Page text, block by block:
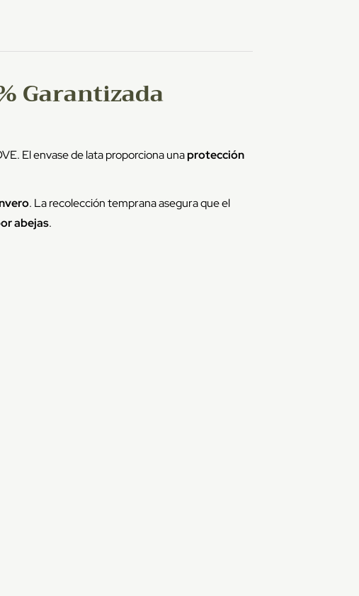
Garantizada
El envase de lata proporciona unaprotección
. La recolección temprana asegura que el
abejas.